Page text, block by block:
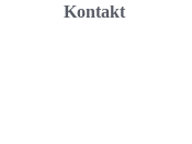
Kontakt